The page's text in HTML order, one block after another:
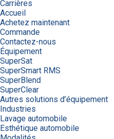
Carrières
Accueil
Achetez maintenant
Commande
Contactez-nous
Équipement
SuperSat
SuperSmart RMS
SuperBlend
SuperClear
Autres solutions d’équipement
Industries
Lavage automobile
Esthétique automobile